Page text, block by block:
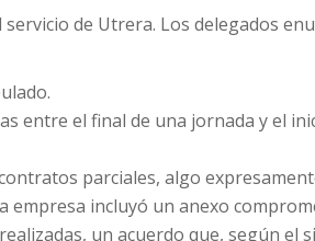
de Utrera. Los delegados
entre el final de una jornada y el
parciales, algo
empresa incluyó un anexo
un acuerdo que, según el